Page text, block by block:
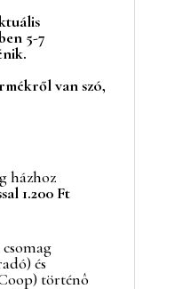
5-7
van szó,
házhoz
1.200 Ft
és
történô